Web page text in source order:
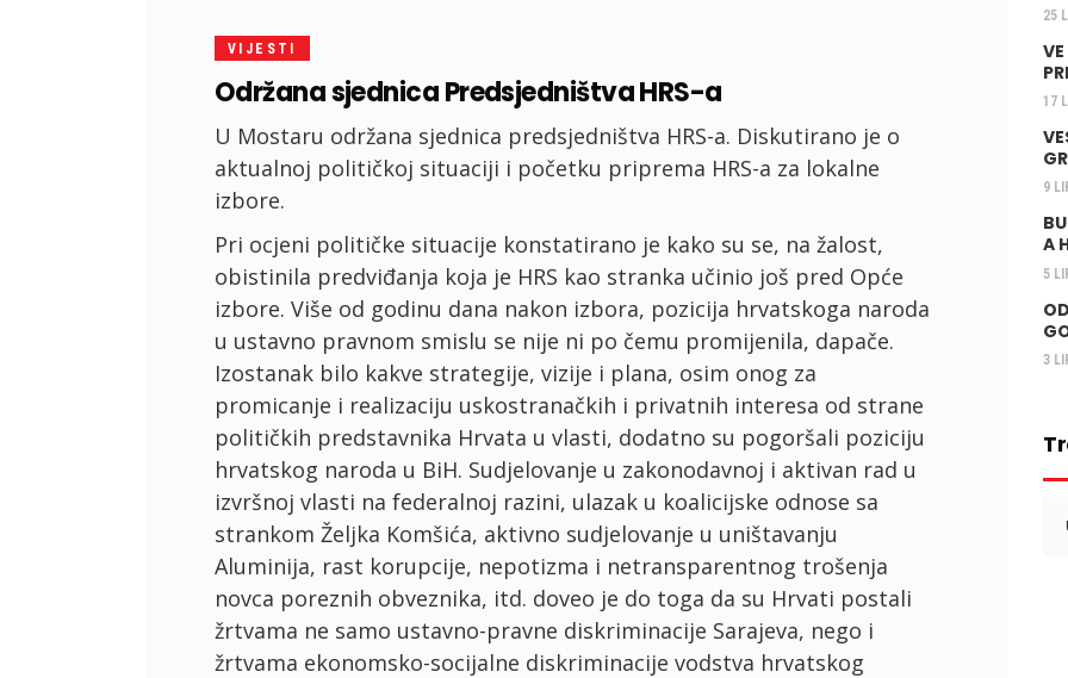
VIJESTI
Održana sjednica Predsjedništva HRS-a
U Mostaru održana sjednica predsjedništva HRS-a. Diskutirano je o
aktualnoj političkoj situaciji i početku priprema HRS-a za lokalne
izbore.
Pri ocjeni političke situacije konstatirano je kako su se, na žalost,
obistinila predviđanja koja je HRS kao stranka učinio još pred Opće
izbore. Više od godinu dana nakon izbora, pozicija hrvatskoga naroda
u ustavno pravnom smislu se nije ni po čemu promijenila, dapače.
Izostanak bilo kakve strategije, vizije i plana, osim onog za
promicanje i realizaciju uskostranačkih i privatnih interesa od strane
političkih predstavnika Hrvata u vlasti, dodatno su pogoršali poziciju
hrvatskog naroda u BiH. Sudjelovanje u zakonodavnoj i aktivan rad u
izvršnoj vlasti na federalnoj razini, ulazak u koalicijske odnose sa
strankom Željka Komšića, aktivno sudjelovanje u uništavanju
Aluminija, rast korupcije, nepotizma i netransparentnog trošenja
novca poreznih obveznika, itd. doveo je do toga da su Hrvati postali
žrtvama ne samo ustavno-pravne diskriminacije Sarajeva, nego i
žrtvama ekonomsko-socijalne diskriminacije vodstva hrvatskog
25
17
9
A
5
3